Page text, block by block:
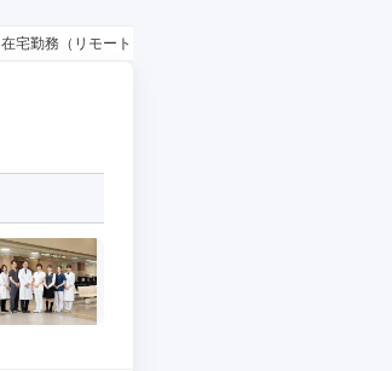
在宅勤務（リモートワーク）OK